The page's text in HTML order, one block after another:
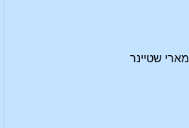
מארי שטיינר